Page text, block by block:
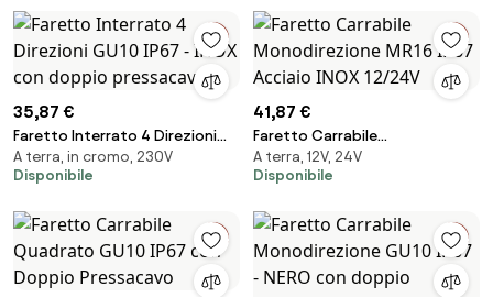
35,87 €
Faretto Interrato 4 Direzioni
GU10 IP67 - INOX con doppio
pressacavo
A terra, in cromo, 230V
Disponibile
41,87 €
Faretto Carrabile
Monodirezione MR16 IP67
Acciaio INOX 12/24V
A terra, 12V, 24V
Disponibile